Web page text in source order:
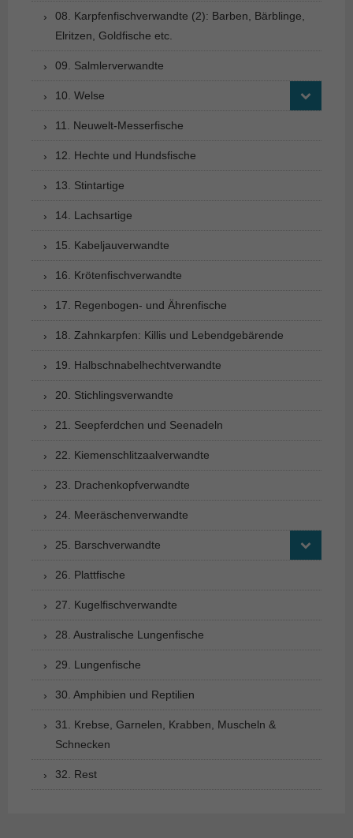
08. Karpfenfischverwandte (2): Barben, Bärblinge,
Elritzen, Goldfische etc.
09. Salmlerverwandte
10. Welse
11. Neuwelt-Messerfische
12. Hechte und Hundsfische
13. Stintartige
14. Lachsartige
15. Kabeljauverwandte
16. Krötenfischverwandte
17. Regenbogen- und Ährenfische
18. Zahnkarpfen: Killis und Lebendgebärende
19. Halbschnabelhechtverwandte
20. Stichlingsverwandte
21. Seepferdchen und Seenadeln
22. Kiemenschlitzaalverwandte
23. Drachenkopfverwandte
24. Meeräschenverwandte
25. Barschverwandte
26. Plattfische
27. Kugelfischverwandte
28. Australische Lungenfische
29. Lungenfische
30. Amphibien und Reptilien
31. Krebse, Garnelen, Krabben, Muscheln &
Schnecken
32. Rest